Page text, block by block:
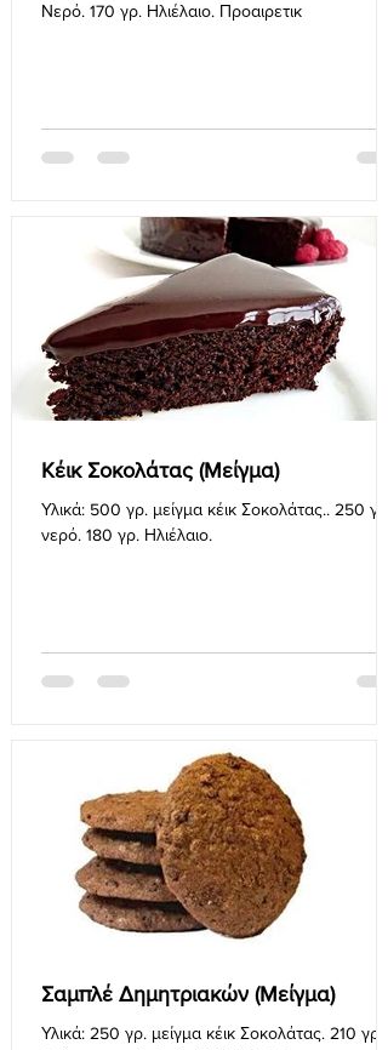
Νερό. 170 γρ. Ηλιέλαιο. Προαιρετικ
Κέικ Σοκολάτας (Μείγμα)
Υλικά: 500 γρ. μείγμα κέικ Σοκολάτας.. 250 γρ.
νερό. 180 γρ. Ηλιέλαιο.
Σαμπλέ Δημητριακών (Μείγμα)
Υλικά: 250 γρ. μείγμα κέικ Σοκολάτας. 210 γρ.